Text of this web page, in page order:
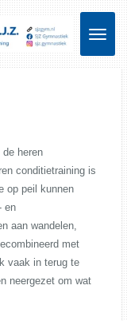
heren
conditietraining is
op peil kunnen
en
aan wandelen,
met
vaak in terug te
neergezet om wat